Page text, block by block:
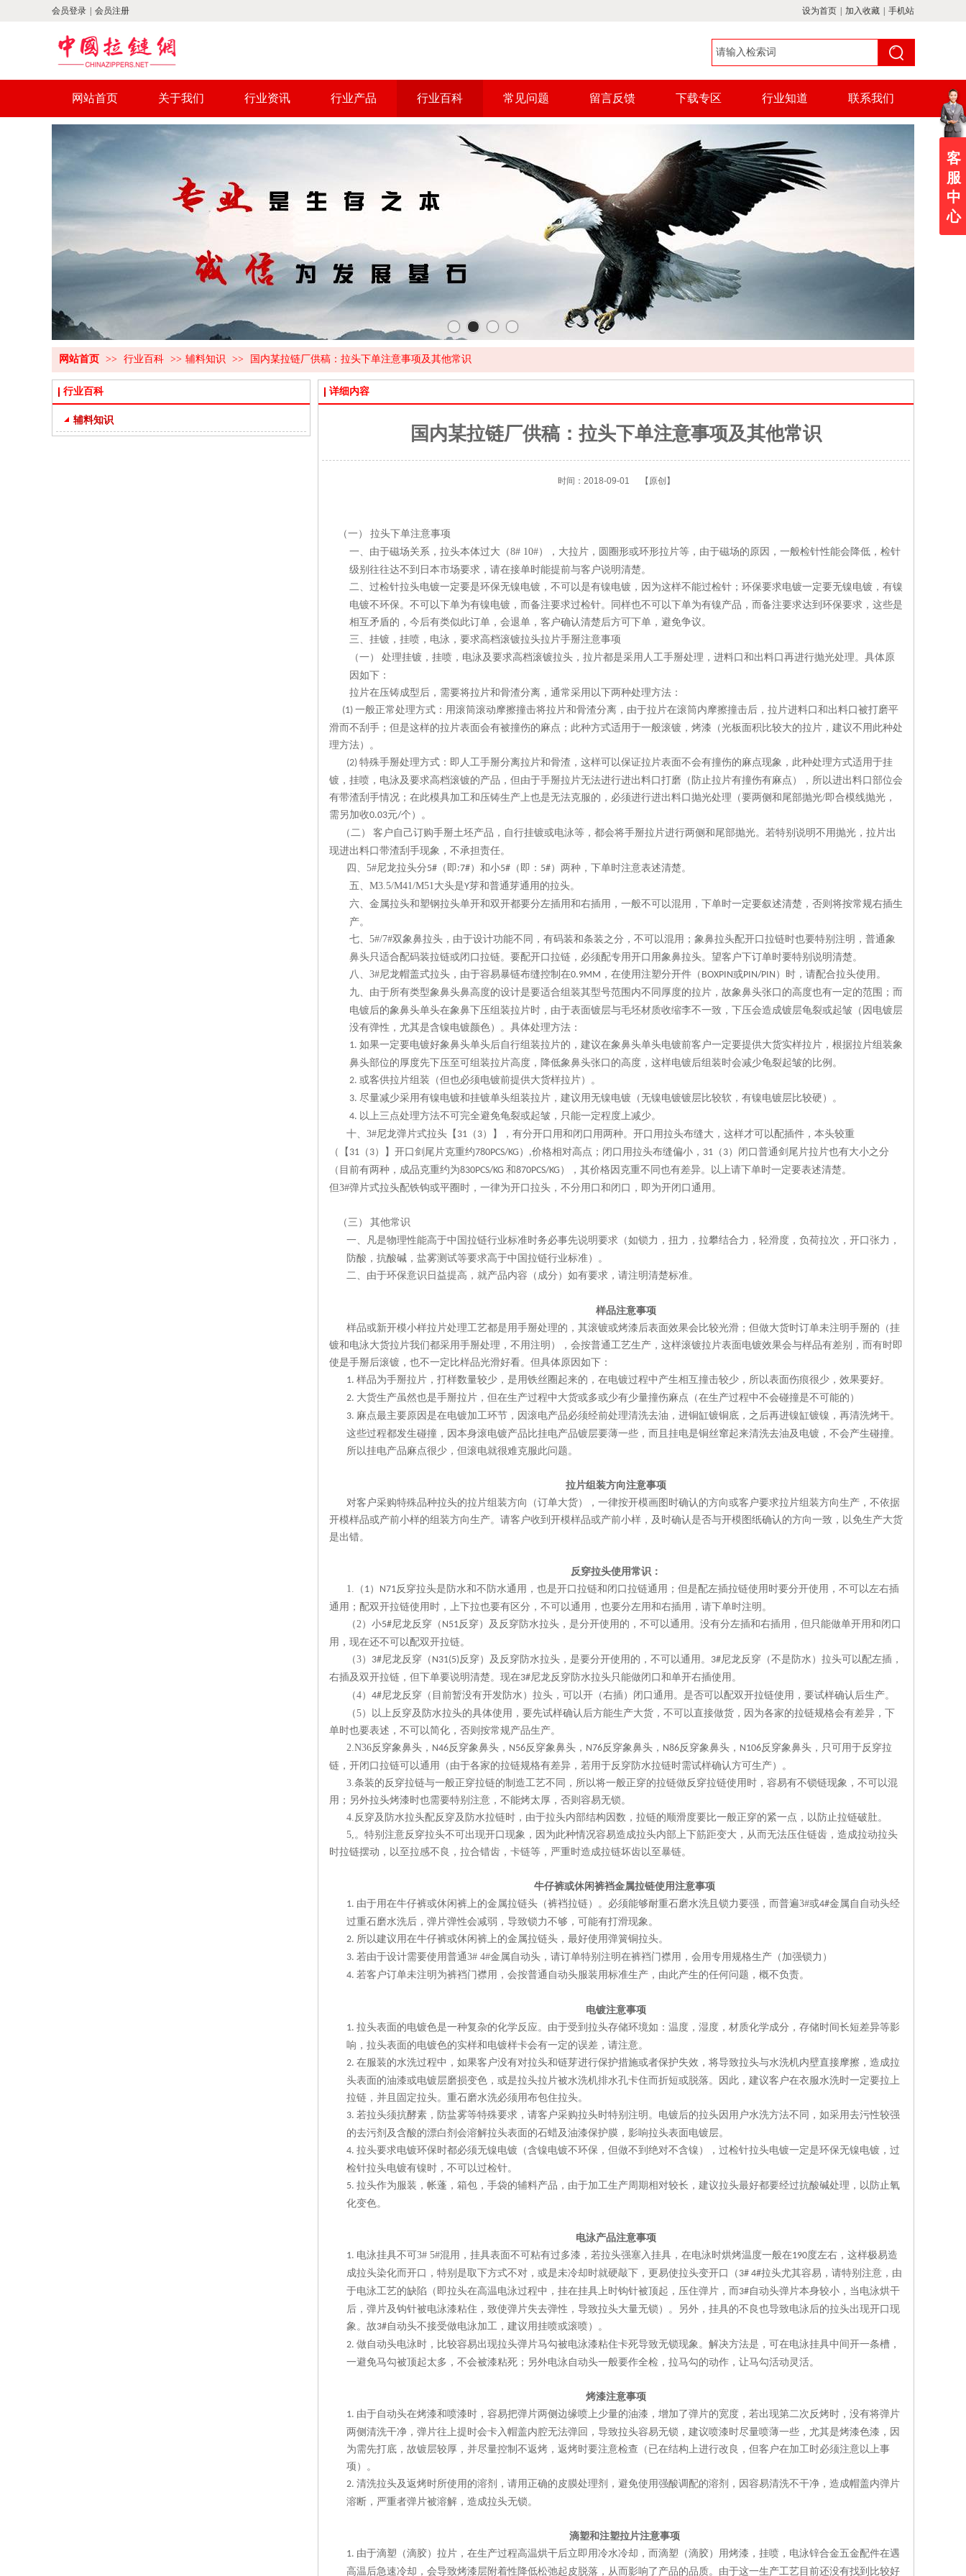
会员登录 会员注册 设为首页 加入收藏 手机站
网站首页 关于我们 行业资讯 行业产品 行业百科 常见问题 留言反馈 下载专区 行业知道 联系我们
网站首页 >> 行业百科 >> 辅料知识 >> 国内某拉链厂供稿：拉头下单注意事项及其他常识
行业百科
辅料知识
详细内容
国内某拉链厂供稿：拉头下单注意事项及其他常识
时间：2018-09-01 【原创】
（一） 拉头下单注意事项
一、 由于磁场关系，拉头本体过大（8# 10#），大拉片，圆圈形或环形拉片等，由于磁场的原因，一般检针性能会降低，检针
级别往往达不到日本市场要求，请在接单时能提前与客户说明清楚。
二、 过检针拉头电镀一定要是环保无镍电镀，不可以是有镍电镀，因为这样不能过检针；环保要求电镀一定要无镍电镀，有镍
电镀不环保。不可以下单为有镍电镀，而备注要求过检针。同样也不可以下单为有镍产品，而备注要求达到环保要求，这些是
相互矛盾的，今后有类似此订单，会退单， 客户确认清楚后方可下单，避免争议。
三、 挂镀，挂喷，电泳，要求高档滚镀拉头拉片手掰注意事项
（一） 处理挂镀，挂喷，电泳及要求高档滚镀拉头，拉片都是采用人工手掰处理，进料口和出料口再进行抛光处理。具体原
因如下：
拉片在压铸成型后，需要将拉片和骨渣分离，通常采用以下两种处理方法：
(1) 一般正常处理方式：用滚筒滚动摩擦撞击将拉片和骨渣分离，由于拉片在滚筒内摩擦撞击后，拉片进料口和出料口被打磨平
滑而不刮手；但是这样的拉片表面会有被撞伤的麻点；此种方式适用于一般滚镀，烤漆（光板面积比较大的拉片，建议不用此种处
理方法）。
(2) 特殊手掰处理方式：即人工手掰分离拉片和骨渣，这样可以保证拉片表面不会有撞伤的麻点现象，此种处理方式适用于挂
镀，挂喷，电泳及要求高档滚镀的产品，但由于手掰拉片无法进行进出料口打磨（防止拉片有撞伤有麻点），所以进出料口部位会
有带渣刮手情况；在此模具加工和压铸生产上也是无法克服的，必须进行进出料口抛光处理（要两侧和尾部抛光/即合模线抛光，
需另加收0.03元/个）。
（二） 客户自己订购手掰土坯产品，自行挂镀或电泳等，都会将手掰拉片进行两侧和尾部抛光。若特别说明不用抛光，拉片出
现进出料口带渣刮手现象，不承担责任。
四、 5#尼龙拉头分5# （即:7#）和小5# （即： 5#）两种，下单时注意表述清楚。
五、 M3.5/M41/M51大头是Y芽和普通芽通用的拉头。
六、 金属拉头和塑钢拉头单开和双开都要分左插用和右插用，一般不可以混用，下单时一定要叙述清楚，否则将按常规右插生
产。
七、 5#/7#双象鼻拉头，由于设计功能不同，有码装和条装之分，不可以混用；象鼻拉头配开口拉链时也要特别注明，普通象
鼻头只适合配码装拉链或闭口拉链。要配开口拉链，必须配专用开口用象鼻拉头。望客户下订单时要特别说明清楚。
八、 3#尼龙帽盖式拉头，由于容易暴链布缝控制在0.9MM ，在使用注塑分开件（ BOXPIN或PIN/PIN ）时，请配合拉头使用。
九、 由于所有类型象鼻头鼻高度的设计是要适合组装其型号范围内不同厚度的拉片，故象鼻头张口的高度也有一定的范围；而
电镀后的象鼻头单头在象鼻下压组装拉片时，由于表面镀层与毛坯材质收缩李不一致，下压会造成镀层龟裂或起皱（因电镀层
没有弹性，尤其是含镍电镀颜色）。具体处理方法：
1. 如果一定要电镀好象鼻头单头后自行组装拉片的，建议在象鼻头单头电镀前客户一定要提供大货实样拉片，根据拉片组装象
鼻头部位的厚度先下压至可组装拉片高度，降低象鼻头张口的高度，这样电镀后组装时会减少龟裂起皱的比例。
2. 或客供拉片组装（但也必须电镀前提供大货样拉片）。
3. 尽量减少采用有镍电镀和挂镀单头组装拉片，建议用无镍电镀（无镍电镀镀层比较软，有镍电镀层比较硬）。
4. 以上三点处理方法不可完全避免龟裂或起皱，只能一定程度上减少。
十、 3#尼龙弹片式拉头【 31 （ 3）】，有分开口用和闭口用两种。开口用拉头布缝大，这样才可以配插件，本头较重
（【 31 （ 3）】开口剑尾片克重约780PCS/KG ） ,价格相对高点；闭口用拉头布缝偏小， 31 （ 3）闭口普通剑尾片拉片也有大小之分
（目前有两种，成品克重约为830PCS/KG 和870PCS/KG ），其价格因克重不同也有差异。以上请下单时一定要表述清楚。
但3#弹片式拉头配铁钩或平圈时，一律为开口拉头，不分用口和闭口，即为开闭口通用。
（三） 其他常识
一、
凡是物理性能高于中国拉链行业标准时务必事先说明要求（如锁力，扭力，拉攀结合力，轻滑度，负荷拉次，开口张力，
防酸，抗酸碱，盐雾测试等要求高于中国拉链行业标准）。
二、 由于环保意识日益提高，就产品内容（成分）如有要求，请注明清楚标准。
样品注意事项
样品或新开模小样拉片处理工艺都是用手掰处理的，其滚镀或烤漆后表面效果会比较光滑；但做大货时订单未注明手掰的（挂
镀和电泳大货拉片我们都采用手掰处理，不用注明），会按普通工艺生产，这样滚镀拉片表面电镀效果会与样品有差别，而有时即
使是手掰后滚镀，也不一定比样品光滑好看。但具体原因如下：
1. 样品为手掰拉片，打样数量较少，是用铁丝圈起来的，在电镀过程中产生相互撞击较少，所以表面伤痕很少，效果要好。
2. 大货生产虽然也是手掰拉片，但在生产过程中大货或多或少有少量撞伤麻点（在生产过程中不会碰撞是不可能的）
3. 麻点最主要原因是在电镀加工环节，因滚电产品必须经前处理清洗去油，进铜缸镀铜底，之后再进镍缸镀镍，再清洗烤干。
这些过程都发生碰撞，因本身滚电镀产品比挂电产品镀层要薄一些，而且挂电是铜丝窜起来清洗去油及电镀，不会产生碰撞。
所以挂电产品麻点很少，但滚电就很难克服此问题。
拉片组装方向注意事项
对客户采购特殊品种拉头的拉片组装方向（订单大货），一律按开模画图时确认的方向或客户要求拉片组装方向生产，不依据
开模样品或产前小样的组装方向生产。请客户收到开模样品或产前小样，及时确认是否与开模图纸确认的方向一致，以免生产大货
是出错。
反穿拉头使用常识：
1. （ 1） N71反穿拉头是防水和不防水通用，也是开口拉链和闭口拉链通用；但是配左插拉链使用时要分开使用，不可以左右插
通用；配双开拉链使用时，上下拉也要有区分，不可以通用，也要分左用和右插用，请下单时注明。
（2）小5#尼龙反穿（ N51反穿）及反穿防水拉头，是分开使用的，不可以通用。没有分左插和右插用，但只能做单开用和闭口
用，现在还不可以配双开拉链。
（3） 3#尼龙反穿（ N31(5)反穿）及反穿防水拉头，是要分开使用的，不可以通用。 3#尼龙反穿（不是防水）拉头可以配左插，
右插及双开拉链，但下单要说明清楚。现在3#尼龙反穿防水拉头只能做闭口和单开右插使用。
（4） 4#尼龙反穿（目前暂没有开发防水）拉头，可以开（右插）闭口通用。是否可以配双开拉链使用，要试样确认后生产。
（5）以上反穿及防水拉头的具体使用，要先试样确认后方能生产大货，不可以直接做货，因为各家的拉链规格会有差异，下
单时也要表述，不可以简化，否则按常规产品生产。
2.N36反穿象鼻头， N46反穿象鼻头， N56反穿象鼻头， N76反穿象鼻头， N86反穿象鼻头， N106反穿象鼻头，只可用于反穿拉
链，开闭口拉链可以通用（由于各家的拉链规格有差异，若用于反穿防水拉链时需试样确认方可生产）。
3.条装的反穿拉链与一般正穿拉链的制造工艺不同，所以将一般正穿的拉链做反穿拉链使用时，容易有不锁链现象，不可以混
用；另外拉头烤漆时也需要特别注意，不能烤太厚，否则容易无锁。
4.反穿及防水拉头配反穿及防水拉链时，由于拉头内部结构因数，拉链的顺滑度要比一般正穿的紧一点，以防止拉链破肚。
5,。特别注意反穿拉头不可出现开口现象，因为此种情况容易造成拉头内部上下筋距变大，从而无法压住链齿，造成拉动拉头
时拉链摆动，以至拉感不良，拉合错齿，卡链等，严重时造成拉链坏齿以至暴链。
牛仔裤或休闲裤裆金属拉链使用注意事项
1. 由于用在牛仔裤或休闲裤上的金属拉链头（裤裆拉链）。必须能够耐重石磨水洗且锁力要强，而普遍3#或4#金属自自动头经
过重石磨水洗后，弹片弹性会减弱，导致锁力不够，可能有打滑现象。
2. 所以建议用在牛仔裤或休闲裤上的金属拉链头，最好使用弹簧铜拉头。
3. 若由于设计需要使用普通3# 4#金属自动头，请订单特别注明在裤裆门襟用，会用专用规格生产（加强锁力）
4. 若客户订单未注明为裤裆门襟用，会按普通自动头服装用标准生产，由此产生的任何问题，概不负责。
电镀注意事项
1. 拉头表面的电镀色是一种复杂的化学反应。由于受到拉头存储环境如：温度，湿度，材质化学成分，存储时间长短差异等影
响，拉头表面的电镀色的实样和电镀样卡会有一定的误差，请注意。
2. 在服装的水洗过程中，如果客户没有对拉头和链芽进行保护措施或者保护失效，将导致拉头与水洗机内壁直接摩擦，造成拉
头表面的油漆或电镀层磨损变色，或是拉头拉片被水洗机排水孔卡住而折短或脱落。因此，建议客户在衣服水洗时一定要拉上
拉链，并且固定拉头。重石磨水洗必须用布包住拉头。
3. 若拉头须抗酵素，防盐雾等特殊要求，请客户采购拉头时特别注明。电镀后的拉头因用户水洗方法不同，如采用去污性较强
的去污剂及含酸的漂白剂会溶解拉头表面的石蜡及油漆保护膜，影响拉头表面电镀层。
4. 拉头要求电镀环保时都必须无镍电镀（含镍电镀不环保，但做不到绝对不含镍），过检针拉头电镀一定是环保无镍电镀，过
检针拉头电镀有镍时，不可以过检针。
5. 拉头作为服装，帐蓬，箱包，手袋的辅料产品，由于加工生产周期相对较长，建议拉头最好都要经过抗酸碱处理，以防止氧
化变色。
电泳产品注意事项
1. 电泳挂具不可3# 5#混用，挂具表面不可粘有过多漆，若拉头强塞入挂具，在电泳时烘烤温度一般在190度左右，这样极易造
成拉头染化而开口，特别是取下方式不对，或是未冷却时就硬敲下，更易使拉头变开口（ 3# 4#拉头尤其容易，请特别注意，由
于电泳工艺的缺陷（即拉头在高温电泳过程中，挂在挂具上时钩针被顶起，压住弹片，而 3#自动头弹片本身较小，当电泳烘干
后，弹片及钩针被电泳漆粘住，致使弹片失去弹性，导致拉头大量无锁）。另外，挂具的不良也导致电泳后的拉头出现开口现
象。故3#自动头不接受做电泳加工，建议用挂喷或滚喷）。
2. 做自动头电泳时，比较容易出现拉头弹片马勾被电泳漆粘住卡死导致无锁现象。解决方法是，可在电泳挂具中间开一条槽，
一避免马勾被顶起太多，不会被漆粘死；另外电泳自动头一般要作全检，拉马勾的动作，让马勾活动灵活。
烤漆注意事项
1. 由于自动头在烤漆和喷漆时，容易把弹片两侧边缘喷上少量的油漆，增加了弹片的宽度，若出现第二次反烤时，没有将弹片
两侧清洗干净，弹片往上提时会卡入帽盖内腔无法弹回，导致拉头容易无锁，建议喷漆时尽量喷薄一些，尤其是烤漆色漆，因
为需先打底，故镀层较厚，并尽量控制不返烤，返烤时要注意检查（已在结构上进行改良，但客户在加工时必须注意以上事
项）。
2. 清洗拉头及返烤时所使用的溶剂，请用正确的皮膜处理剂，避免使用强酸调配的溶剂，因容易清洗不干净，造成帽盖内弹片
溶断，严重者弹片被溶解，造成拉头无锁。
滴塑和注塑拉片注意事项
1. 由于滴塑（滴胶）拉片，在生产过程高温烘干后立即用冷水冷却，而滴塑（滴胶）用烤漆，挂喷，电泳锌合金五金配件在遇
高温后急速冷却，会导致烤漆层附着性降低松弛起皮脱落，从而影响了产品的品质。由于这一生产工艺目前还没有找到比较好
客
服
中
心